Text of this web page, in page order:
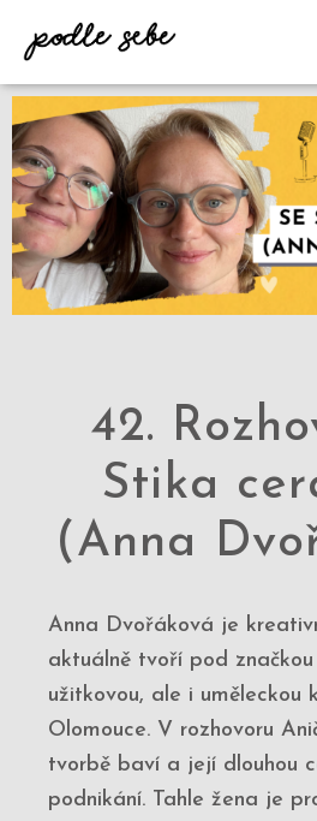
42.
Stika
(Anna
Anna Dvořáková je
aktuálně tvoří pod
užitkovou, ale i uměleckou
Olomouce. V rozhovoru
tvorbě baví a její dlouhou
podnikání. Tahle žena je